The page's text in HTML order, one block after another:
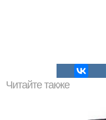
Читайте также